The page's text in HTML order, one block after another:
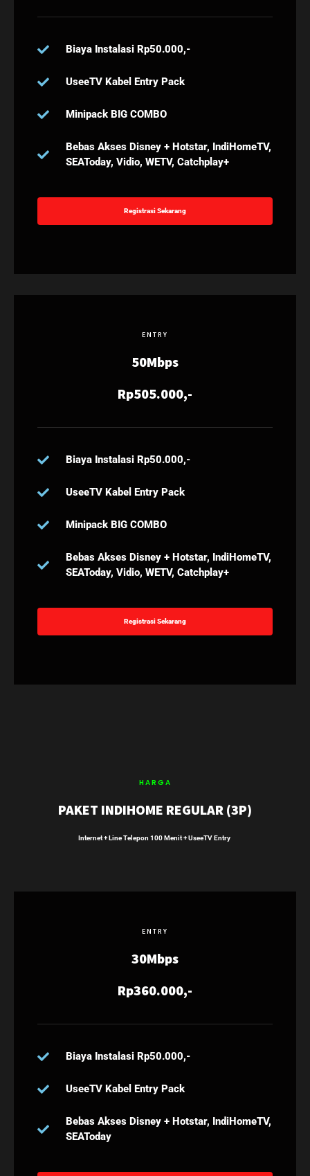
Biaya Instalasi Rp50.000,-
UseeTV Kabel Entry Pack
Minipack BIG COMBO
Bebas Akses Disney + Hotstar, IndiHomeTV,
SEAToday, Vidio, WETV, Catchplay+
Registrasi Sekarang
ENTRY
50Mbps
Rp505.000,-
Biaya Instalasi Rp50.000,-
UseeTV Kabel Entry Pack
Minipack BIG COMBO
Bebas Akses Disney + Hotstar, IndiHomeTV,
SEAToday, Vidio, WETV, Catchplay+
Registrasi Sekarang
HARGA
PAKET INDIHOME REGULAR (3P)
Internet + Line Telepon 100 Menit + UseeTV Entry
ENTRY
30Mbps
Rp360.000,-
Biaya Instalasi Rp50.000,-
UseeTV Kabel Entry Pack
Bebas Akses Disney + Hotstar, IndiHomeTV,
SEAToday